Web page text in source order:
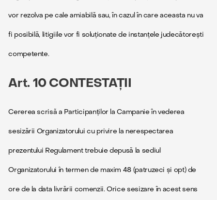
vor rezolva pe cale amiabilă sau, în cazul în care aceasta nu va
fi posibilă, litigiile vor fi soluționate de instanțele judecătorești
competente.
Art. 10 CONTESTAȚII
Cererea scrisă a Participanților la Campanie în vederea
sesizării Organizatorului cu privire la nerespectarea
prezentului Regulament trebuie depusă la sediul
Organizatorului în termen de maxim 48 (patruzeci și opt) de
ore de la data livrării comenzii. Orice sesizare în acest sens